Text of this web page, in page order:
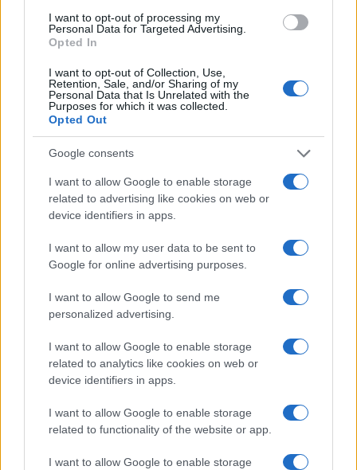
I want to opt-out of processing my
Personal Data for Targeted Advertising.
Opted In
I want to opt-out of Collection, Use,
Retention, Sale, and/or Sharing of my
Personal Data that Is Unrelated with the
Purposes for which it was collected.
Opted Out
Google consents
I want to allow Google to enable storage
related to advertising like cookies on web or
device identifiers in apps.
I want to allow my user data to be sent to
Google for online advertising purposes.
I want to allow Google to send me
personalized advertising.
I want to allow Google to enable storage
related to analytics like cookies on web or
device identifiers in apps.
I want to allow Google to enable storage
related to functionality of the website or app.
I want to allow Google to enable storage
Condividi l'articolo
F
a
ce
b
o
o
k
T
w
it
te
r
n
te
st
h
at
p
p
h
a
Articolo precedente
NOTIZIE RECENTI
Auto finisce contro un muretto, un ferito ad
Arzachena
Incidente a Baia Sardinia, scontro tra auto e
moto: un ferito
Olbia, le previsioni meteo per lunedì 10 agosto
Le ultime offerte di lavoro a Olbia e in Gallura